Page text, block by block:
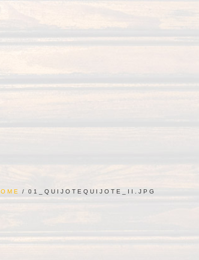
/ 01_QUIJOTEQUIJOTE_II.JPG